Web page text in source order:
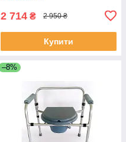
2 714 ₴ 2 950 ₴
Купити
–8%